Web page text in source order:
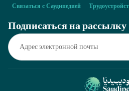
Связаться с Саудипедией
Подписаться на рассылку